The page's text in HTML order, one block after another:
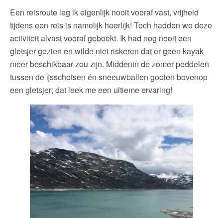
Een reisroute leg ik eigenlijk nooit vooraf vast, vrijheid
tijdens een reis is namelijk heerlijk! Toch hadden we deze
activiteit alvast vooraf geboekt. Ik had nog nooit een
gletsjer gezien en wilde niet riskeren dat er geen kayak
meer beschikbaar zou zijn. Middenin de zomer peddelen
tussen de ijsschotsen én sneeuwballen gooien bovenop
een gletsjer; dat leek me een ultieme ervaring!